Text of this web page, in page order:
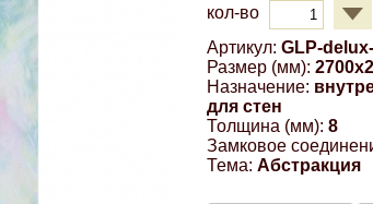
кол-во
Артикул: GLP-
Размер (мм):
Назначение:
для стен
Толщина (мм): 8
Замковое
Тема: Абстракция